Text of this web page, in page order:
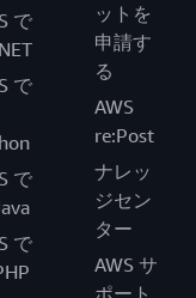
で
で
で
で
ットを
申請す
る
AWS
re:Post
ナレッ
ジセン
ター
AWS サ